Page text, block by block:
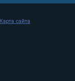
Карта сайта